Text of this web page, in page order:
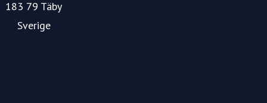
183 79 Täby
Sverige